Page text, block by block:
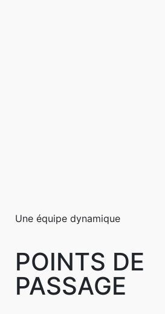
Une équipe dynamique
POINTS DE
PASSAGE